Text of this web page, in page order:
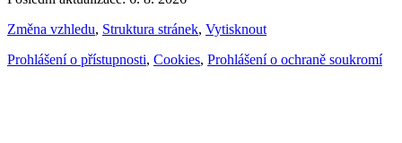
Změna vzhledu, Struktura stránek, Vytisknout
Prohlášení o přístupnosti, Cookies, Prohlášení o ochraně soukromí